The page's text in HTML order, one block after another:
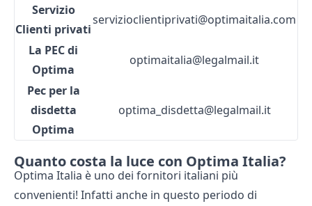
Servizio
Clienti privati
servizioclientiprivati@optimaitalia.com
La PEC di
Optima
optimaitalia@legalmail.it
Pec per la
disdetta
Optima
optima_disdetta@legalmail.it
Quanto costa la luce con Optima Italia?
Optima Italia è uno dei fornitori italiani più
convenienti! Infatti anche in questo periodo di